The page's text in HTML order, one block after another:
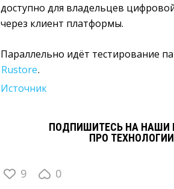
доступно для владельцев
через клиент платформы.
Параллельно идёт тестирование
Rustore.
Источник
ПОДПИШИТЕСЬ НА НАШИ
ПРО
9 0